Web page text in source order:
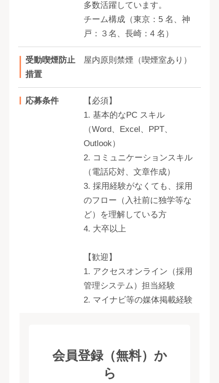
多数活躍しています。
チーム構成（東京：5 名、神
戸：３名、長崎：4 名）
受動喫煙防止
措置
屋内原則禁煙（喫煙室あり）
応募条件
【必須】
1. 基本的なPC スキル
（Word、Excel、PPT、
Outlook）
2. コミュニケーションスキル
（電話応対、文章作成）
3. 採用経験がなくても、採用
のフロー（入社前に独学等な
ど）を理解している方
4. 大卒以上
【歓迎】
1. アクセスオンライン（採用
管理システム）担当経験
2. マイナビ等の媒体掲載経験
会員登録（無料）か
ら